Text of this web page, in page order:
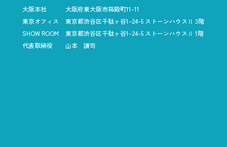
大阪本社
大阪府東大阪市箱殿町11-11
東京オフィス
東京都渋谷区千駄ヶ谷1-24-5 ストーンハウスⅡ 3階
SHOW ROOM
東京都渋谷区千駄ヶ谷1-24-5 ストーンハウスⅡ 1階
代表取締役
山本 謙司